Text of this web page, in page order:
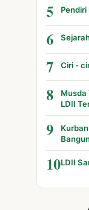
5 Pendiri
6
7 Ciri -
8
Musda
LDII
Bidang
9
10LDII